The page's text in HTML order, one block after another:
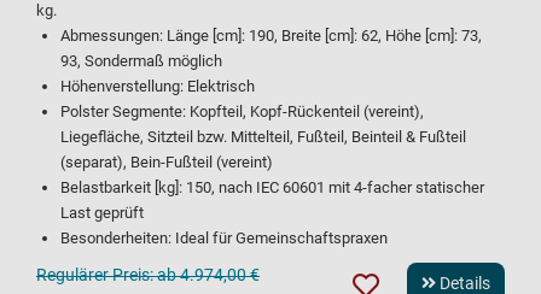
kg.
Abmessungen: Länge [cm]: 190, Breite [cm]: 62, Höhe [cm]: 73,
93, Sondermaß möglich
Höhenverstellung: Elektrisch
Polster Segmente: Kopfteil, Kopf-Rückenteil (vereint),
Liegefläche, Sitzteil bzw. Mittelteil, Fußteil, Beinteil & Fußteil
(separat), Bein-Fußteil (vereint)
Belastbarkeit [kg]: 150, nach IEC 60601 mit 4-facher statischer
Last geprüft
Besonderheiten: Ideal für Gemeinschaftspraxen
Regulärer Preis:ab 4.974,00 € Details